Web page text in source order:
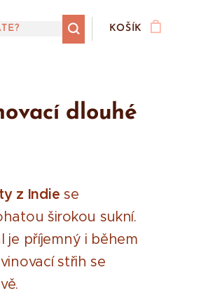
KOŠÍK
dlouhé
z Indie se
širokou sukní.
je příjemný i během
střih se